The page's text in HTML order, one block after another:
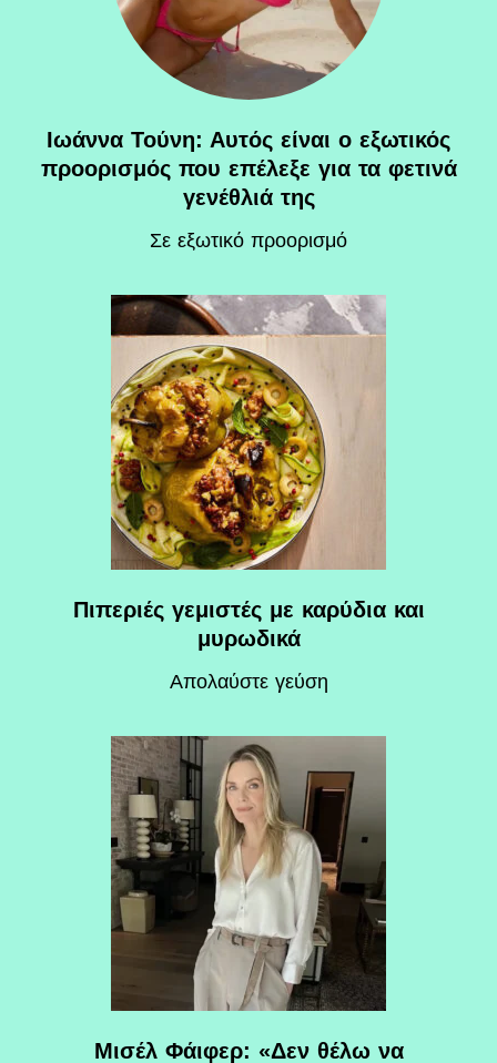
Ιωάννα Τούνη: Αυτός είναι ο εξωτικός
προορισμός που επέλεξε για τα φετινά
γενέθλιά της
Σε εξωτικό προορισμό
Πιπεριές γεμιστές με καρύδια και
μυρωδικά
Απολαύστε γεύση
Μισέλ Φάιφερ: «Δεν θέλω να